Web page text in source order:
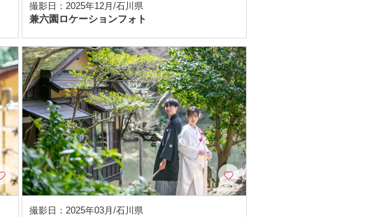
撮影日：2025年12月/石川県
兼六園ロケーションフォト
撮影日：2025年03月/石川県